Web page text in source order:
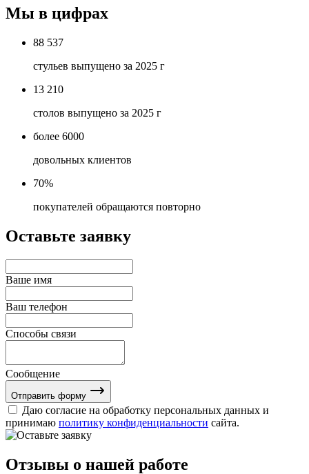
Мы в цифрах
88 537
стульев выпущено за 2025 г
13 210
столов выпущено за 2025 г
более 6000
довольных клиентов
70%
покупателей обращаются повторно
Оставьте заявку
Ваше имя
Ваш телефон
Способы связи
Сообщение
Отправить форму
Даю согласие на обработку персональных данных и
принимаю политику конфиденциальности сайта.
Отзывы о нашей работе